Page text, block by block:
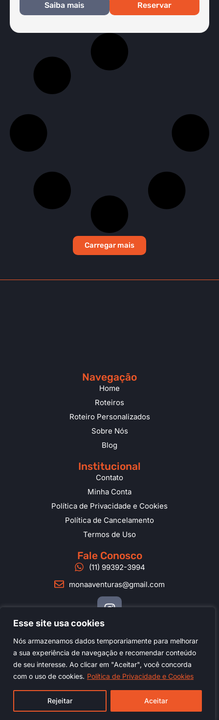
Esse site usa cookies
Nós armazenamos dados temporariamente para melhorar
a sua experiência de navegação e recomendar conteúdo
de seu interesse. Ao clicar em "Aceitar", você concorda
com o uso de cookies. Política de Privacidade e Cookies
Rejeitar Aceitar
Saiba mais Reservar
Carregar mais
Navegação
Home
Roteiros
Roteiro Personalizados
Sobre Nós
Blog
Institucional
Contato
Minha Conta
Política de Privacidade e Cookies
Política de Cancelamento
Termos de Uso
Fale Conosco
(11) 99392-3994
monaaventuras@gmail.com
Copyright © 2025 - Monâ Aventuras Outdoor - Todos os
direitos reservados
CNPJ / Cadastur: 47.798.002/0001-31